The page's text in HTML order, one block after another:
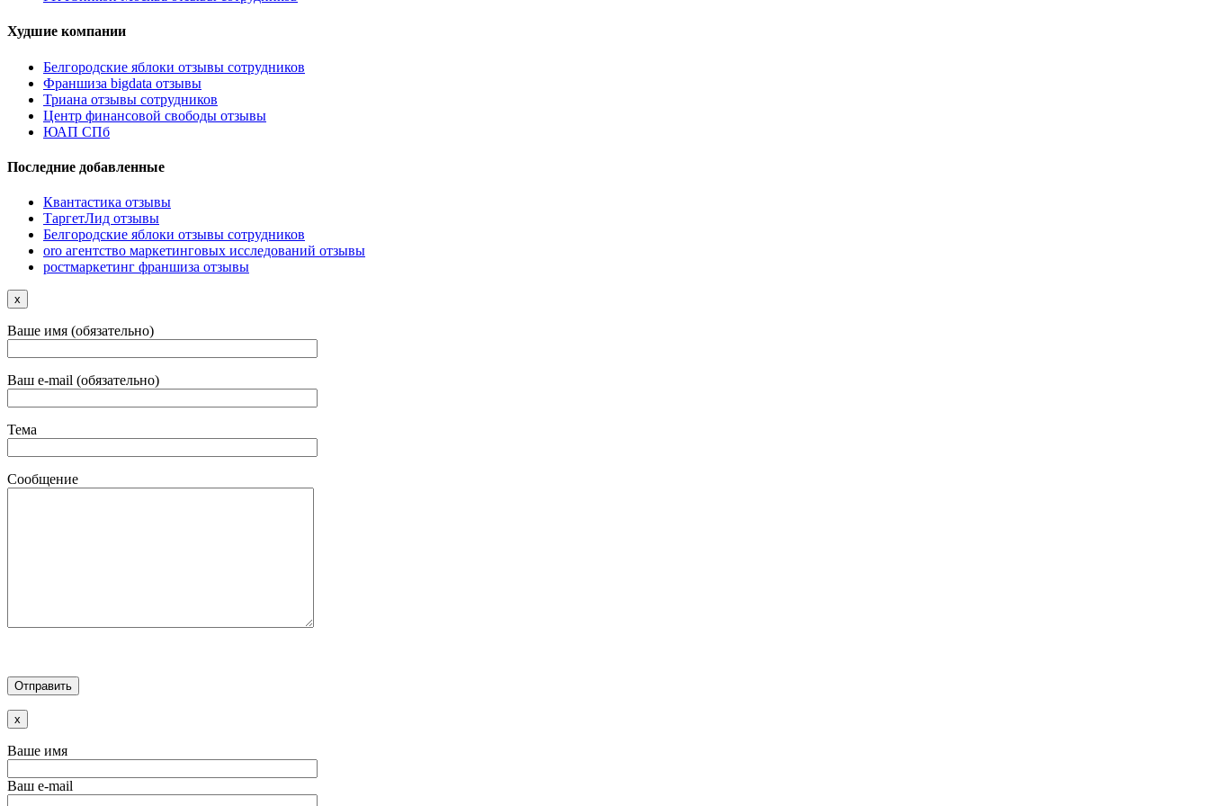
Худшие компании
Белгородские яблоки отзывы сотрудников
Франшиза bigdata отзывы
Триана отзывы сотрудников
Центр финансовой свободы отзывы
ЮАП СПб
Последние добавленные
Квантастика отзывы
ТаргетЛид отзывы
Белгородские яблоки отзывы сотрудников
oro агентство маркетинговых исследований отзывы
ростмаркетинг франшиза отзывы
x
Ваше имя (обязательно)
Ваш e-mail (обязательно)
Тема
Сообщение
x
Ваше имя
Ваш e-mail